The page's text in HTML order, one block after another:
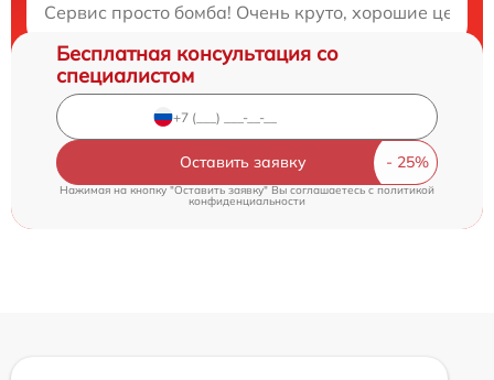
Сервис просто бомба! Очень круто, хорошие цены
Бесплатная консультация со
специалистом
Оставить заявку
Нажимая на кнопку "Оставить заявку" Вы соглашаетесь c политикой
конфиденциальности